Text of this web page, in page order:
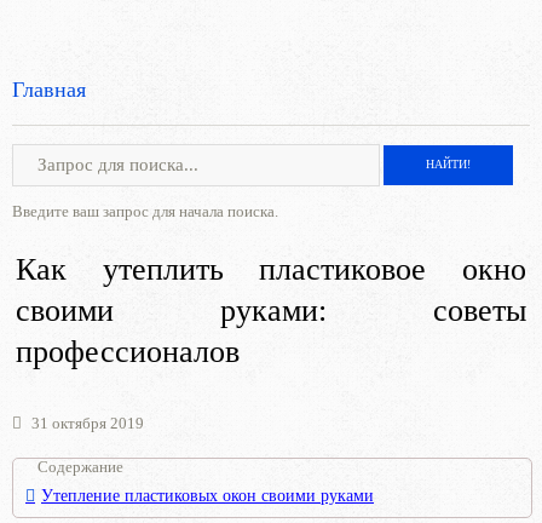
Главная
Введите ваш запрос для начала поиска.
Как утеплить пластиковое окно
своими руками: советы
профессионалов
31 октября 2019
Содержание
Утепление пластиковых окон своими руками